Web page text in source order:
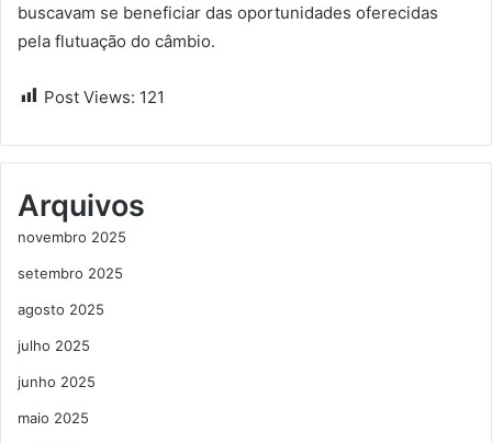
buscavam se beneficiar das oportunidades oferecidas
pela flutuação do câmbio.
Post Views: 121
Arquivos
novembro 2025
setembro 2025
agosto 2025
julho 2025
junho 2025
maio 2025